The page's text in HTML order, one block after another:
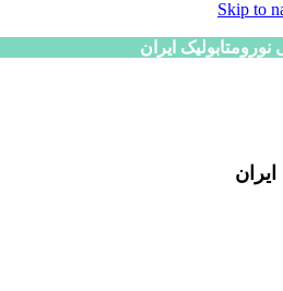
Skip to
ایران